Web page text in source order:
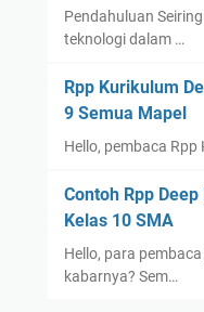
Pendahuluan
teknologi dalam …
Rpp Kurikulum
9 Semua Mapel
Hello, pembaca Rpp
Contoh Rpp
Kelas 10 SMA
Hello, para
kabarnya? Sem…